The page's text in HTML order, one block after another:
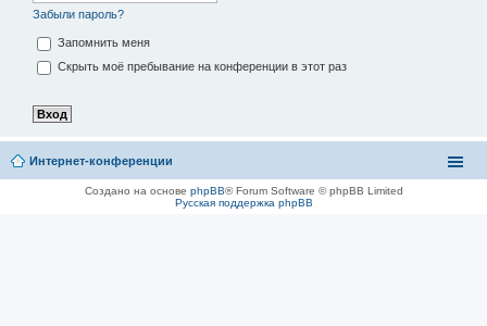
Забыли пароль?
Запомнить меня
Скрыть моё пребывание на конференции в этот раз
Интернет-конференции
Создано на основе phpBB® Forum Software © phpBB Limited
Русская поддержка phpBB